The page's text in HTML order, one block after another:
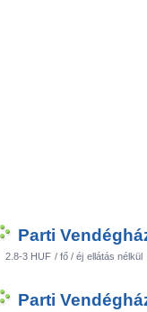
Parti
2.8-3 HUF / fő / éj ellátás nélkül
Parti